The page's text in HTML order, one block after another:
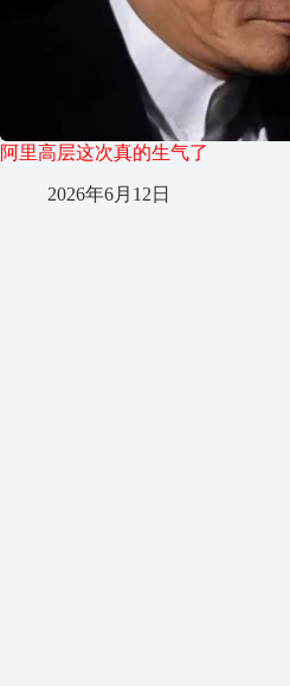
阿里高层这次真的生气了
2026年6月12日